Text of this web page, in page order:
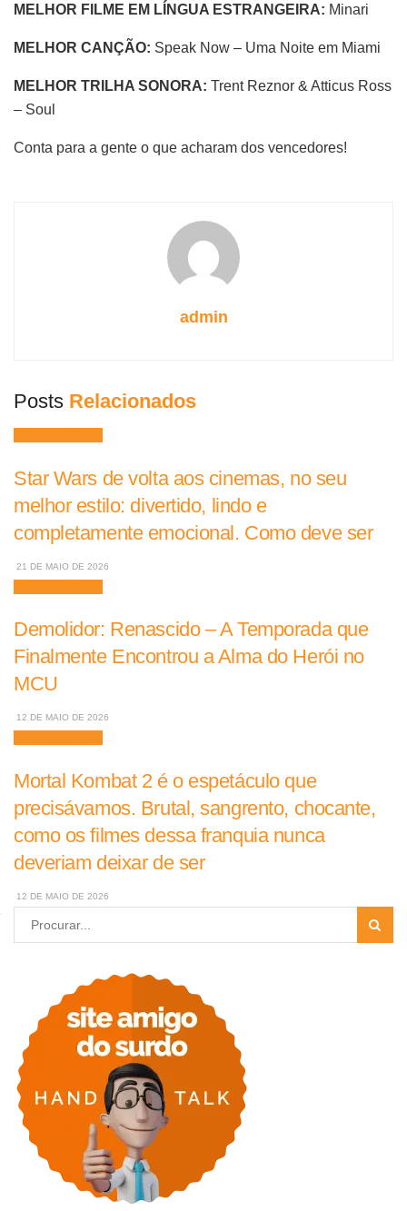
MELHOR FILME EM LÍNGUA ESTRANGEIRA: Minari
MELHOR CANÇÃO: Speak Now – Uma Noite em Miami
MELHOR TRILHA SONORA: Trent Reznor & Atticus Ross
– Soul
Conta para a gente o que acharam dos vencedores!
admin
Posts Relacionados
Star Wars de volta aos cinemas, no seu
melhor estilo: divertido, lindo e
completamente emocional. Como deve ser
21 DE MAIO DE 2026
Demolidor: Renascido – A Temporada que
Finalmente Encontrou a Alma do Herói no
MCU
12 DE MAIO DE 2026
Mortal Kombat 2 é o espetáculo que
precisávamos. Brutal, sangrento, chocante,
como os filmes dessa franquia nunca
deveriam deixar de ser
12 DE MAIO DE 2026